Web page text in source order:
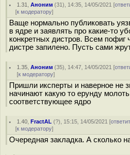
1.31 ,Аноним (31), 14:35, 14/05/2021 [
[к модератору]
Ваще нормально публиковать
в ядре и заявлять про какие-то
конкретных дистров. Всем пофиг
дистре запилено. Пусть сами
1.35 ,Аноним (35), 14:47, 14/05/2021 [
[к модератору]
Пришли иксперты и наверное не
начинают какую то ерунду
соответствующее ядро
1.40 ,FractAL (?), 15:15, 14/05/2021 [
[к модератору]
Очередная закладка. А сколько